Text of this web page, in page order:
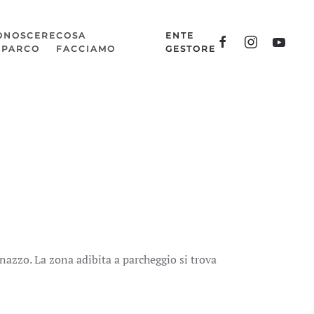
COSA
FACCIAMO
ENTE
GESTORE
La zona adibita a parcheggio si trova